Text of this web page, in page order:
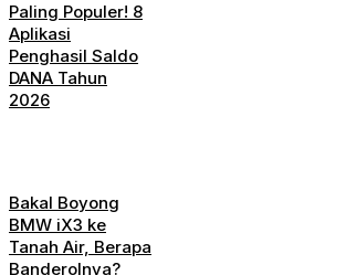
Paling Populer! 8
Aplikasi
Penghasil Saldo
DANA Tahun
2026
Bakal Boyong
BMW iX3 ke
Tanah Air, Berapa
Banderolnya?